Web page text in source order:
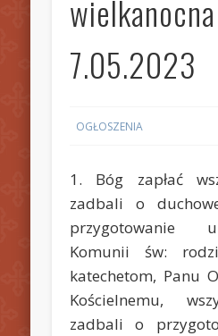
wielkanocna
7.05.2023
OGŁOSZENIA
1. Bóg zapłać
zadbali o
przygotowanie
Komunii św:
katechetom, Panu
Kościelnemu,
zadbali o